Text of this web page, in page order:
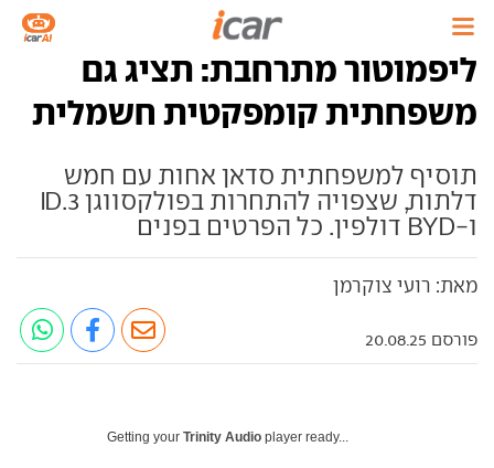
ליפמוטור מתרחבת: תציג גם
משפחתית קומפקטית חשמלית
תוסיף למשפחתית סדאן אחות עם חמש
דלתות, שצפויה להתחרות בפולקסווגן ID.3
ו-BYD דולפין. כל הפרטים בפנים
מאת: רועי צוקרמן
פורסם 20.08.25
Getting your Trinity Audio player ready...